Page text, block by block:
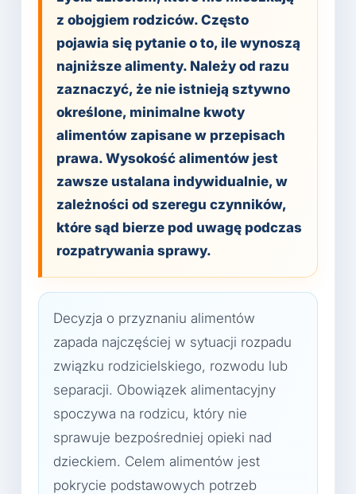
z obojgiem rodziców. Często
pojawia się pytanie o to, ile wynoszą
najniższe alimenty. Należy od razu
zaznaczyć, że nie istnieją sztywno
określone, minimalne kwoty
alimentów zapisane w przepisach
prawa. Wysokość alimentów jest
zawsze ustalana indywidualnie, w
zależności od szeregu czynników,
które sąd bierze pod uwagę podczas
rozpatrywania sprawy.
Decyzja o przyznaniu alimentów
zapada najczęściej w sytuacji rozpadu
związku rodzicielskiego, rozwodu lub
separacji. Obowiązek alimentacyjny
spoczywa na rodzicu, który nie
sprawuje bezpośredniej opieki nad
dzieckiem. Celem alimentów jest
pokrycie podstawowych potrzeb